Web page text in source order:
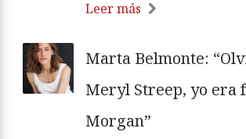
Leer más
Marta Belmonte:
Meryl Streep, yo era
Morgan”